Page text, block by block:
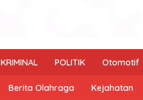
KRIMINAL POLITIK Otomotif
Berita Olahraga Kejahatan